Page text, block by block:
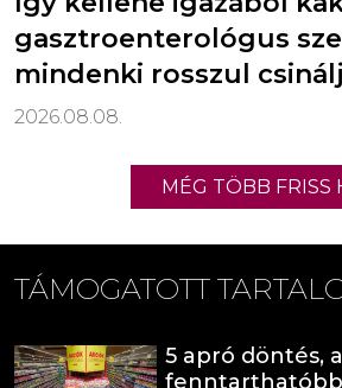
gasztroenterológus
mindenki rosszul
2026.08.08.
MÉG TÖBB FRISS
TÁMOGATOTT
5 apró döntés,